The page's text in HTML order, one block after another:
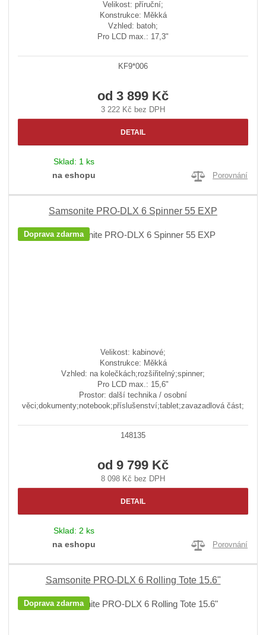
Velikost: příruční;
Konstrukce: Měkká
Vzhled: batoh;
Pro LCD max.: 17,3"
KF9*006
od 3 899 Kč
3 222 Kč bez DPH
DETAIL
Sklad: 1 ks
na eshopu
Porovnání
Samsonite PRO-DLX 6 Spinner 55 EXP
Doprava zdarma
Velikost: kabinové;
Konstrukce: Měkká
Vzhled: na kolečkách;rozšiřitelný;spinner;
Pro LCD max.: 15,6"
Prostor: další technika / osobní
věci;dokumenty;notebook;příslušenství;tablet;zavazadlová část;
148135
od 9 799 Kč
8 098 Kč bez DPH
DETAIL
Sklad: 2 ks
na eshopu
Porovnání
Samsonite PRO-DLX 6 Rolling Tote 15.6"
Doprava zdarma